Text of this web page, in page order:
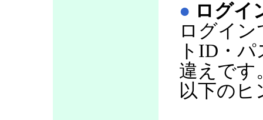
● ログイ
ログイ
トID・
違えです
以下のヒ